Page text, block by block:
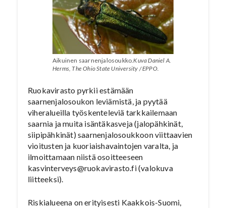
Aikuinen saarnenjalosoukko.Kuva Daniel A.
Herms, The Ohio State University / EPPO.
Ruokavirasto pyrkii estämään
saarnenjalosoukon leviämistä, ja pyytää
viheralueilla työskenteleviä tarkkailemaan
saarnia ja muita isäntäkasveja (jalopähkinät,
siipipähkinät) saarnenjalosoukkoon viittaavien
vioitusten ja kuoriaishavaintojen varalta, ja
ilmoittamaan niistä osoitteeseen
kasvinterveys@ruokavirasto.fi (valokuva
liitteeksi).
Riskialueena on erityisesti Kaakkois-Suomi,